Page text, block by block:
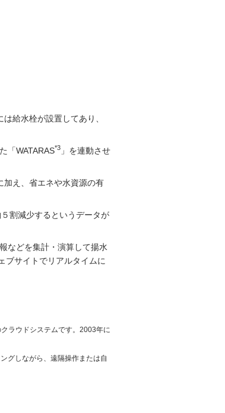
給水栓が設置してあり、
「WATARAS*3 」を連動させ
加え、省エネや水資源の有
割減少するというデータが
などを集計・演算して揚水
ブサイトでリアルタイムに
ラウドシステムです。2003年に
グしながら、遠隔操作または自